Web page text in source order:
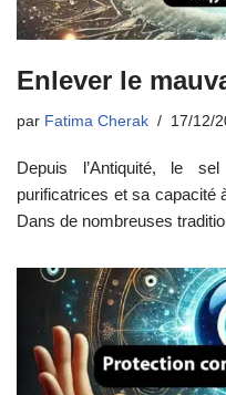
Enlever le
par Fatima Cherak 17/12/
Depuis l’Antiquité, le
purificatrices et sa capacité
Dans de nombreuses